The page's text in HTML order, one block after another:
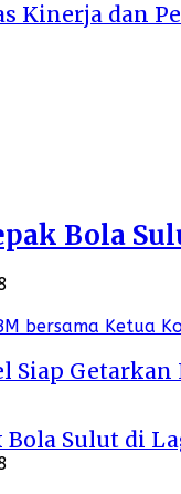
Kinerja dan
Bola
Siap
Sulut di